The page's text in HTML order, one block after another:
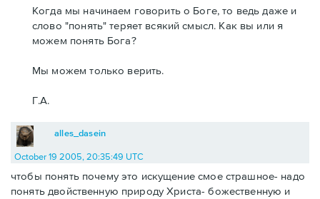
Когда мы начинаем говорить о Боге, то ведь даже и
слово "понять" теряет всякий смысл. Как вы или я
можем понять Бога?
Мы можем только верить.
Г.А.
alles_dasein
October 19 2005, 20:35:49 UTC
чтобы понять почему это искущение смое страшное- надо
понять двойственную природу Христа- божественную и